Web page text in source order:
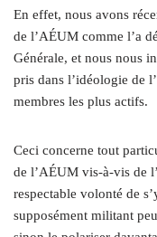
En effet, nous avons
de l’AÉUM comme l’a
Générale, et nous nous
pris dans l’idéologie de
membres les plus actifs.
Ceci concerne tout
de l’AÉUM vis-à-vis de
respectable volonté de
supposément militant